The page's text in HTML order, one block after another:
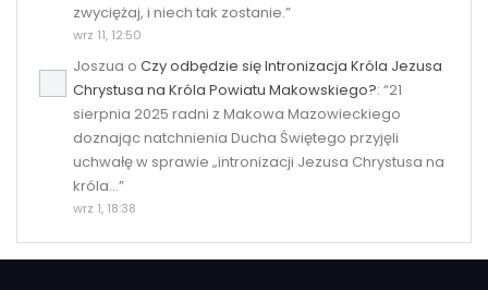
zwyciężaj, i niech tak zostanie.”
wrz 11, 12:50
Joszua o Czy odbędzie się Intronizacja Króla Jezusa
Chrystusa na Króla Powiatu Makowskiego?: “21
sierpnia 2025 radni z Makowa Mazowieckiego
doznając natchnienia Ducha Świętego przyjęli
uchwałę w sprawie „intronizacji Jezusa Chrystusa na
króla…”
wrz 1, 18:38